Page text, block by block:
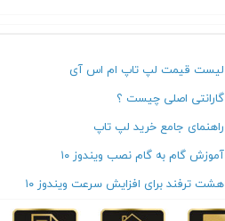
لیست قیمت لپ تاپ ام اس آی
گارانتی اصلی چیست ؟
راهنمای جامع خرید لپ تاپ
آموزش گام به گام نصب ویندوز ۱۰
هشت ترفند برای افزایش سرعت ویندوز ۱۰